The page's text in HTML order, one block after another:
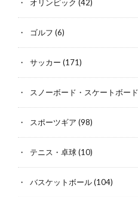
オリンピック (42)
ゴルフ (6)
サッカー (171)
スノーボード・スケートボード
スポーツギア (98)
テニス・卓球(10)
バスケットボール(104)